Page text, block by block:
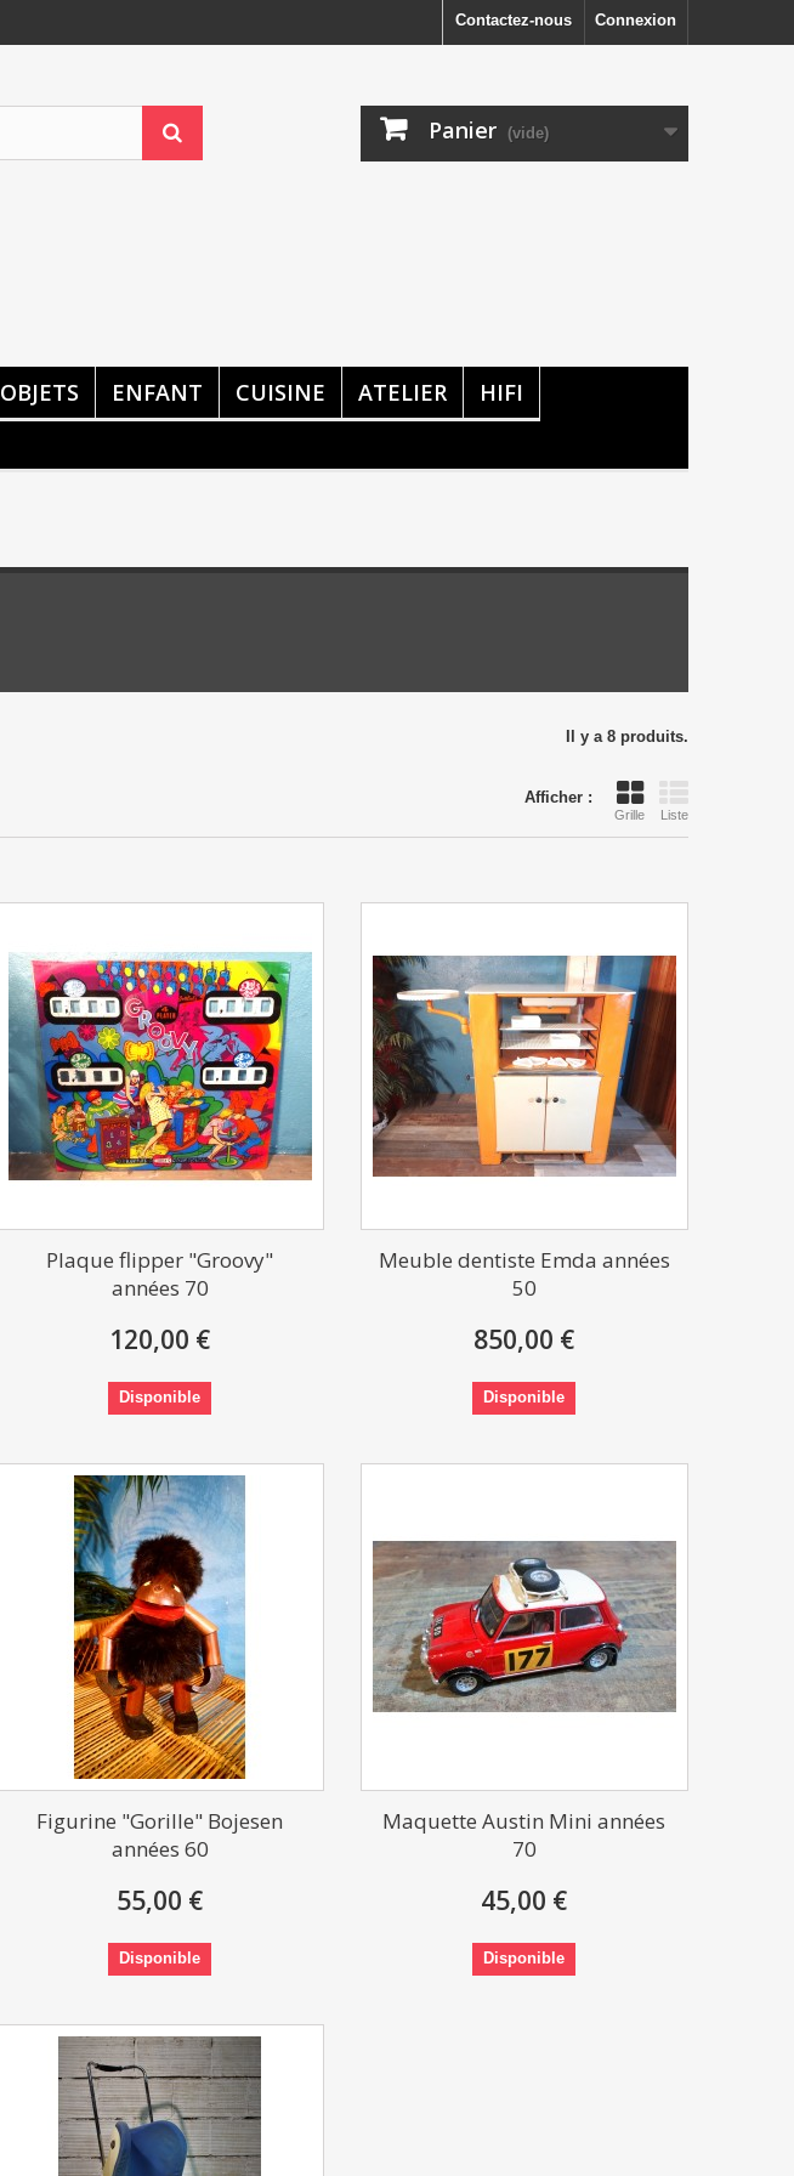
Connexion
Contactez-nous
Panier (vide)
OBJETS ENFANT CUISINE ATELIER
HIFI
Il y a 8 produits.
Afficher :
Grille Liste
Plaque flipper "Groovy"
années 70
120,00 €
Disponible
Meuble dentiste Emda années
50
850,00 €
Disponible
Figurine "Gorille" Bojesen
années 60
55,00 €
Disponible
Maquette Austin Mini années
70
45,00 €
Disponible